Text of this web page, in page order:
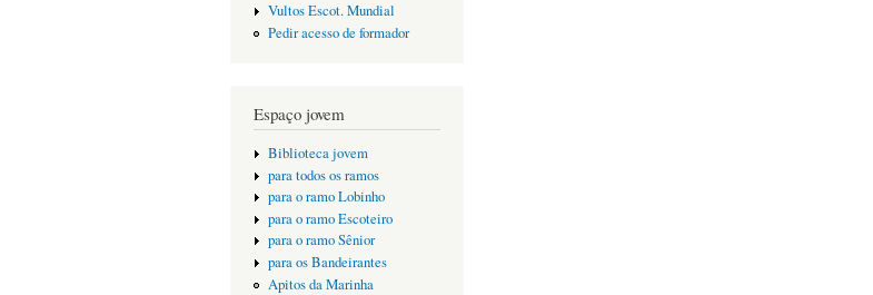
Vultos Escot. Mundial
Pedir acesso de formador
Espaço jovem
Biblioteca jovem
para todos os ramos
para o ramo Lobinho
para o ramo Escoteiro
para o ramo Sênior
para os Bandeirantes
Apitos da Marinha